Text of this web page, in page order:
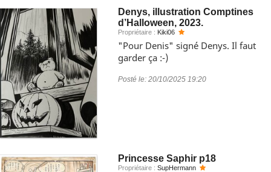
Denys, illustration Comptines
d’Halloween, 2023.
Propriétaire : Kiki06
"Pour Denis" signé Denys. Il faut
garder ça :-)
Posté le: 20/10/2025 19:20
Princesse Saphir p18
Propriétaire : SupHermann